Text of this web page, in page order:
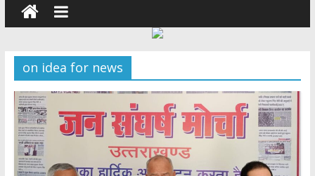
​देहरादून में 11 अगस्त को लगेगा एक दिवसीय रोजगार मेला, 559 पदों पर होगी भर्ती
on idea for news